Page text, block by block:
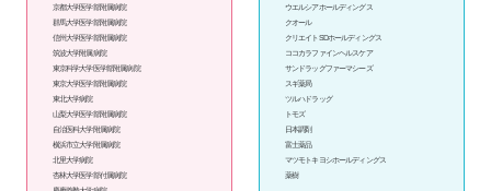
京都大学医学部附属病院
群馬大学医学部附属病院
信州大学医学部附属病院
筑波大学附属病院
東京科学大学医学部附属病院
東京大学医学部附属病院
東北大学病院
山梨大学医学部附属病院
自治医科大学附属病院
横浜市立大学附属病院
北里大学病院
杏林大学医学部付属病院
ウエルシアホールディングス
クオール
クリエイトSDホールディングス
ココカラファインヘルスケア
サンドラッグファーマシーズ
スギ薬局
ツルハドラッグ
トモズ
日本調剤
富士薬品
マツモトキヨシホールディングス
薬樹